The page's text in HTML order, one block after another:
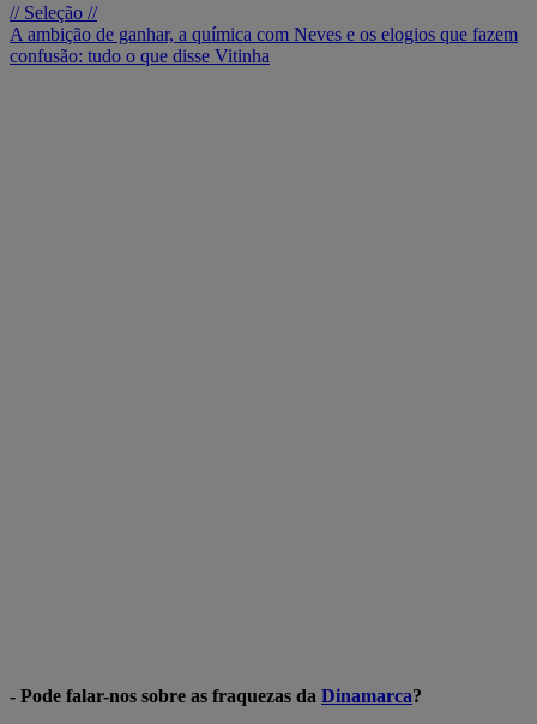
// Seleção //
A ambição de ganhar, a química com Neves e os elogios que fazem
confusão: tudo o que disse Vitinha
- Pode falar-nos sobre as fraquezas da Dinamarca?